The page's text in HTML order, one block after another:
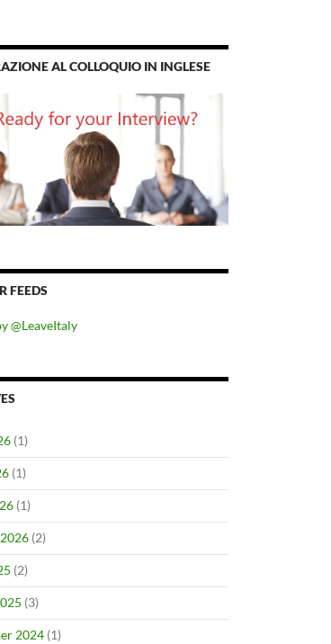
AL COLLOQUIO IN INGLESE
FEEDS
@LeaveItaly
(1)
(1)
(1)
(2)
(2)
(3)
2024 (1)